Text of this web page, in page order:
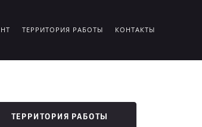
ТЕРРИТОРИЯ РАБОТЫ КОНТАКТЫ
ТЕРРИТОРИЯ РАБОТЫ